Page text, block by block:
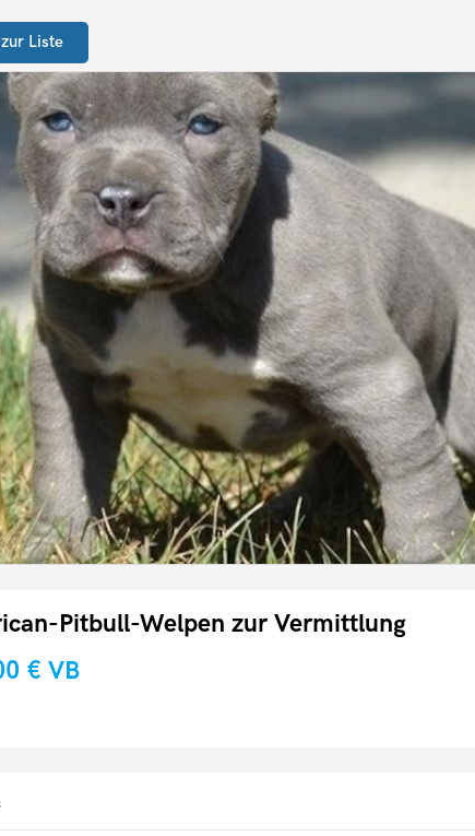
Liste
Pitbull-Welpen zur Vermittlung
€ VB